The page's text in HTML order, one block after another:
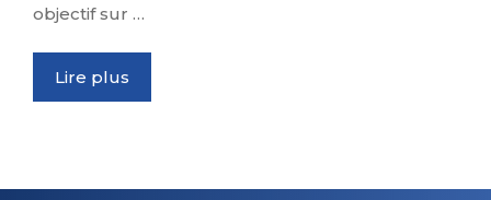
objectif sur …
Lire plus